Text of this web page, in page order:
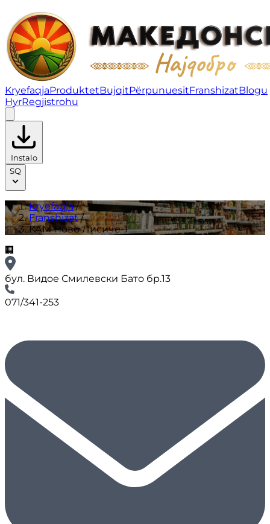
КАМ Ново Лисиче-1 | Franshizat
KryefaqjaProduktetBujqitPërpunuesitFranshizatBlogu
HyrRegjistrohu
Instalo
SQ
Kryefaqja/
Franshizat/
КАМ Ново Лисиче-1
🏢
бул. Видое Смилевски Бато бр.13
071/341-253